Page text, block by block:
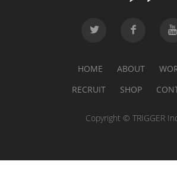
HOME ABOUT
RECRUIT
SHOP
Copyright © TRIGGER